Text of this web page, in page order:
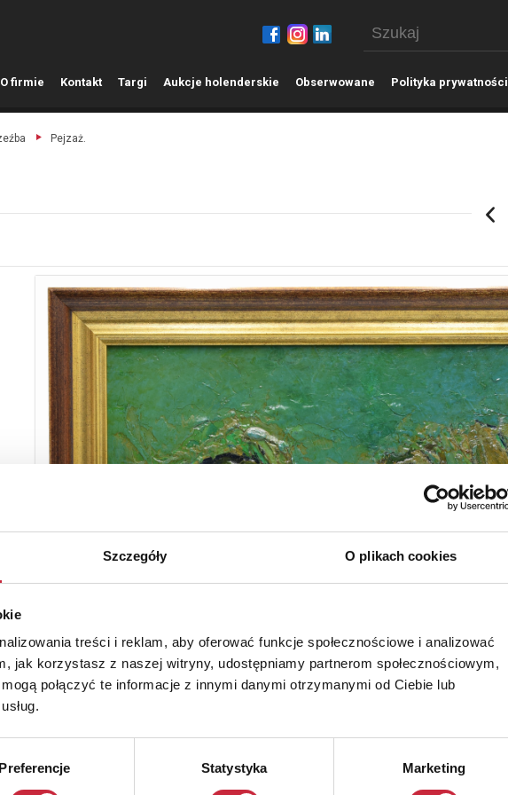
Szczegóły O plikach cookies
treści i reklam, aby oferować funkcje społecznościowe i analizować
jak korzystasz z naszej witryny, udostępniamy partnerom społecznościowym,
połączyć te informacje z innymi danymi otrzymanymi od Ciebie lub
Preferencje Statystyka Marketing
O firmie Kontakt Targi Aukcje holenderskie Obserwowane Polityka prywatności
Pejzaż.